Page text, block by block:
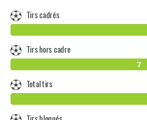
Tirs cadrés
Tirs hors cadre
7
Total tirs